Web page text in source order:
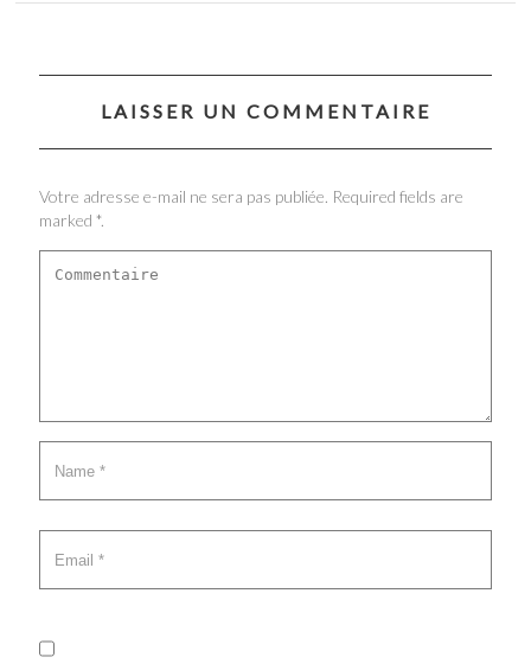
LAISSER UN COMMENTAIRE
Votre adresse e-mail ne sera pas publiée. Required fields are
marked *.